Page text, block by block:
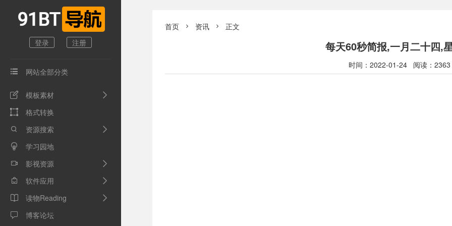
登录 注册
 网站全部分类
 模板素材
 格式转换
 资源搜索
 学习园地
 影视资源
 软件应用
 读物Reading
 博客论坛
首页  资讯  正文
每天60秒简报,一月二十四,
时间：2022-01-24 阅读：2363